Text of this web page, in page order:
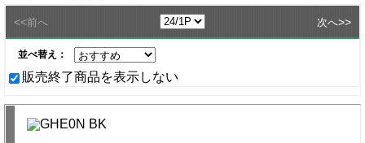
<<前へ 次へ>>
並べ替え：
販売終了商品を表示しない